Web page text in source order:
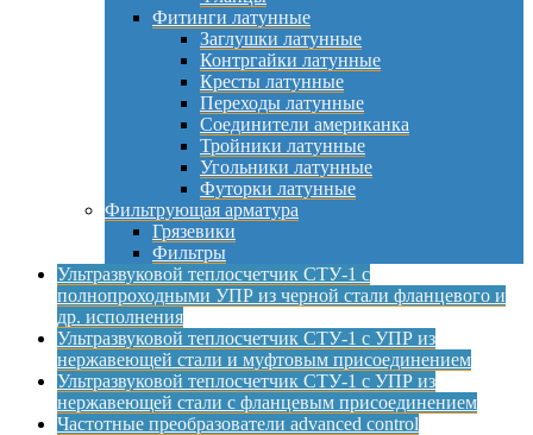
Фитинги латунные
Заглушки латунные
Контргайки латунные
Кресты латунные
Переходы латунные
Соединители американка
Тройники латунные
Угольники латунные
Футорки латунные
Фильтрующая арматура
Грязевики
Фильтры
Ультразвуковой теплосчетчик СТУ-1 с
полнопроходными УПР из черной стали фланцевого и
др. исполнения
Ультразвуковой теплосчетчик СТУ-1 с УПР из
нержавеющей стали и муфтовым присоединением
Ультразвуковой теплосчетчик СТУ-1 с УПР из
нержавеющей стали с фланцевым присоединением
Частотные преобразователи advanced control